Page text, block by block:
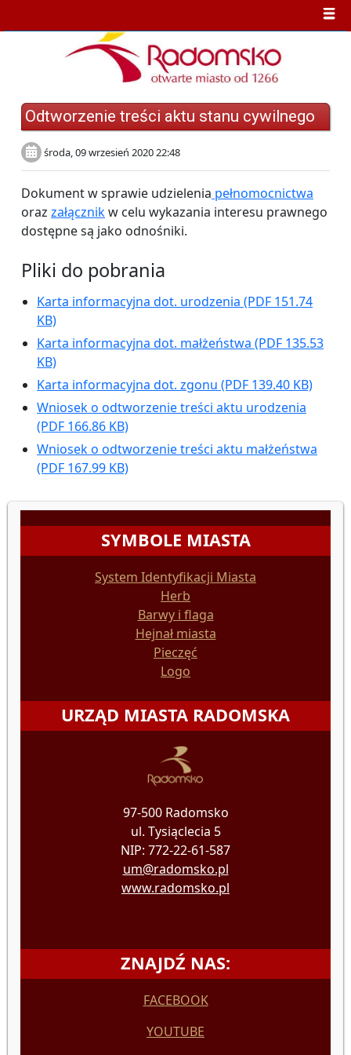
Odtworzenie treści aktu stanu cywilnego
środa, 09 wrzesień 2020 22:48
Dokument w sprawie udzielenia pełnomocnictwa
oraz załącznikw celu wykazania interesu prawnego
dostępne są jako odnośniki.
Pliki do pobrania
Karta informacyjna dot. urodzenia (PDF 151.74
KB)
Karta informacyjna dot. małżeństwa (PDF 135.53
KB)
Karta informacyjna dot. zgonu (PDF 139.40 KB)
Wniosek o odtworzenie treści aktu urodzenia
(PDF 166.86 KB)
Wniosek o odtworzenie treści aktu małżeństwa
(PDF 167.99 KB)
SYMBOLE MIASTA
System Identyfikacji Miasta
Herb
Barwy i flaga
Hejnał miasta
Pieczęć
Logo
URZĄD MIASTA RADOMSKA
97-500 Radomsko
ul. Tysiąclecia 5
NIP: 772-22-61-587
um@radomsko.pl
www.radomsko.pl
ZNAJDŹ NAS:
FACEBOOK
YOUTUBE